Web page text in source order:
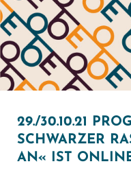
29./30.10.21
SCHWARZER
AN« IST